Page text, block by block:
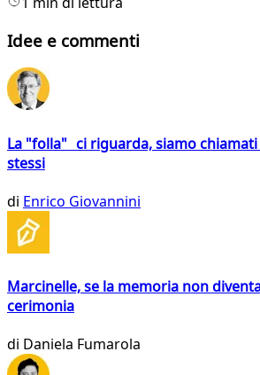
Idee e commenti
La "folla" ci riguarda, siamo
stessi
di Enrico Giovannini
Marcinelle, se la memoria non
cerimonia
di Daniela Fumarola